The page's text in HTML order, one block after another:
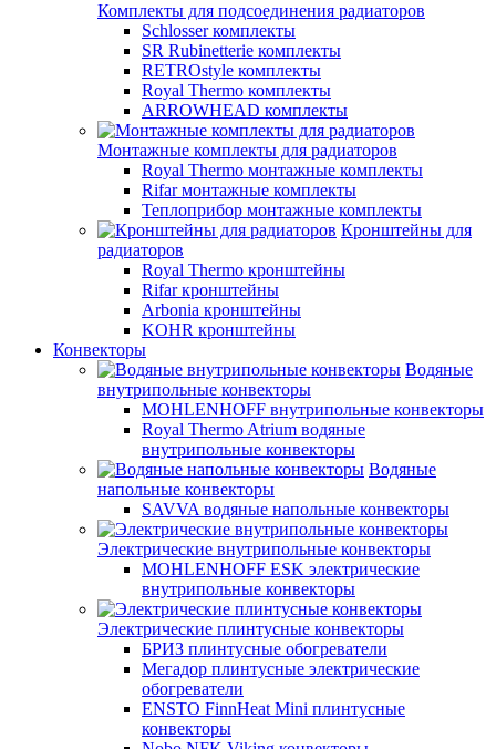
Комплекты для подсоединения радиаторов
Schlosser комплекты
SR Rubinetterie комплекты
RETROstyle комплекты
Royal Thermo комплекты
ARROWHEAD комплекты
Монтажные комплекты для радиаторов
Royal Thermo монтажные комплекты
Rifar монтажные комплекты
Теплоприбор монтажные комплекты
Кронштейны для
радиаторов
Royal Thermo кронштейны
Rifar кронштейны
Arbonia кронштейны
KOHR кронштейны
Конвекторы
Водяные
внутрипольные конвекторы
MOHLENHOFF внутрипольные конвекторы
Royal Thermo Atrium водяные
внутрипольные конвекторы
Водяные
напольные конвекторы
SAVVA водяные напольные конвекторы
Электрические внутрипольные конвекторы
MOHLENHOFF ESK электрические
внутрипольные конвекторы
Электрические плинтусные конвекторы
БРИЗ плинтусные обогреватели
Мегадор плинтусные электрические
обогреватели
ENSTO FinnHeat Mini плинтусные
конвекторы